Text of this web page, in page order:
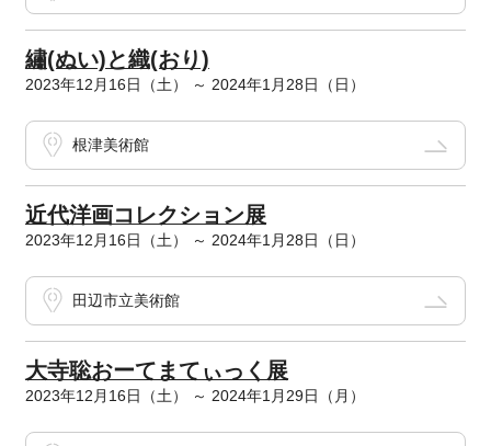
繡(ぬい)と織(おり)
2023年12月16日（土） ～ 2024年1月28日（日）
根津美術館
近代洋画コレクション展
2023年12月16日（土） ～ 2024年1月28日（日）
田辺市立美術館
大寺聡おーてまてぃっく展
2023年12月16日（土） ～ 2024年1月29日（月）